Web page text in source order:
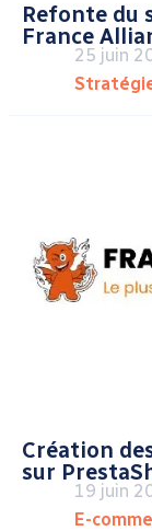
Refonte du
France
25 juin
Création
sur
19 juin
E-